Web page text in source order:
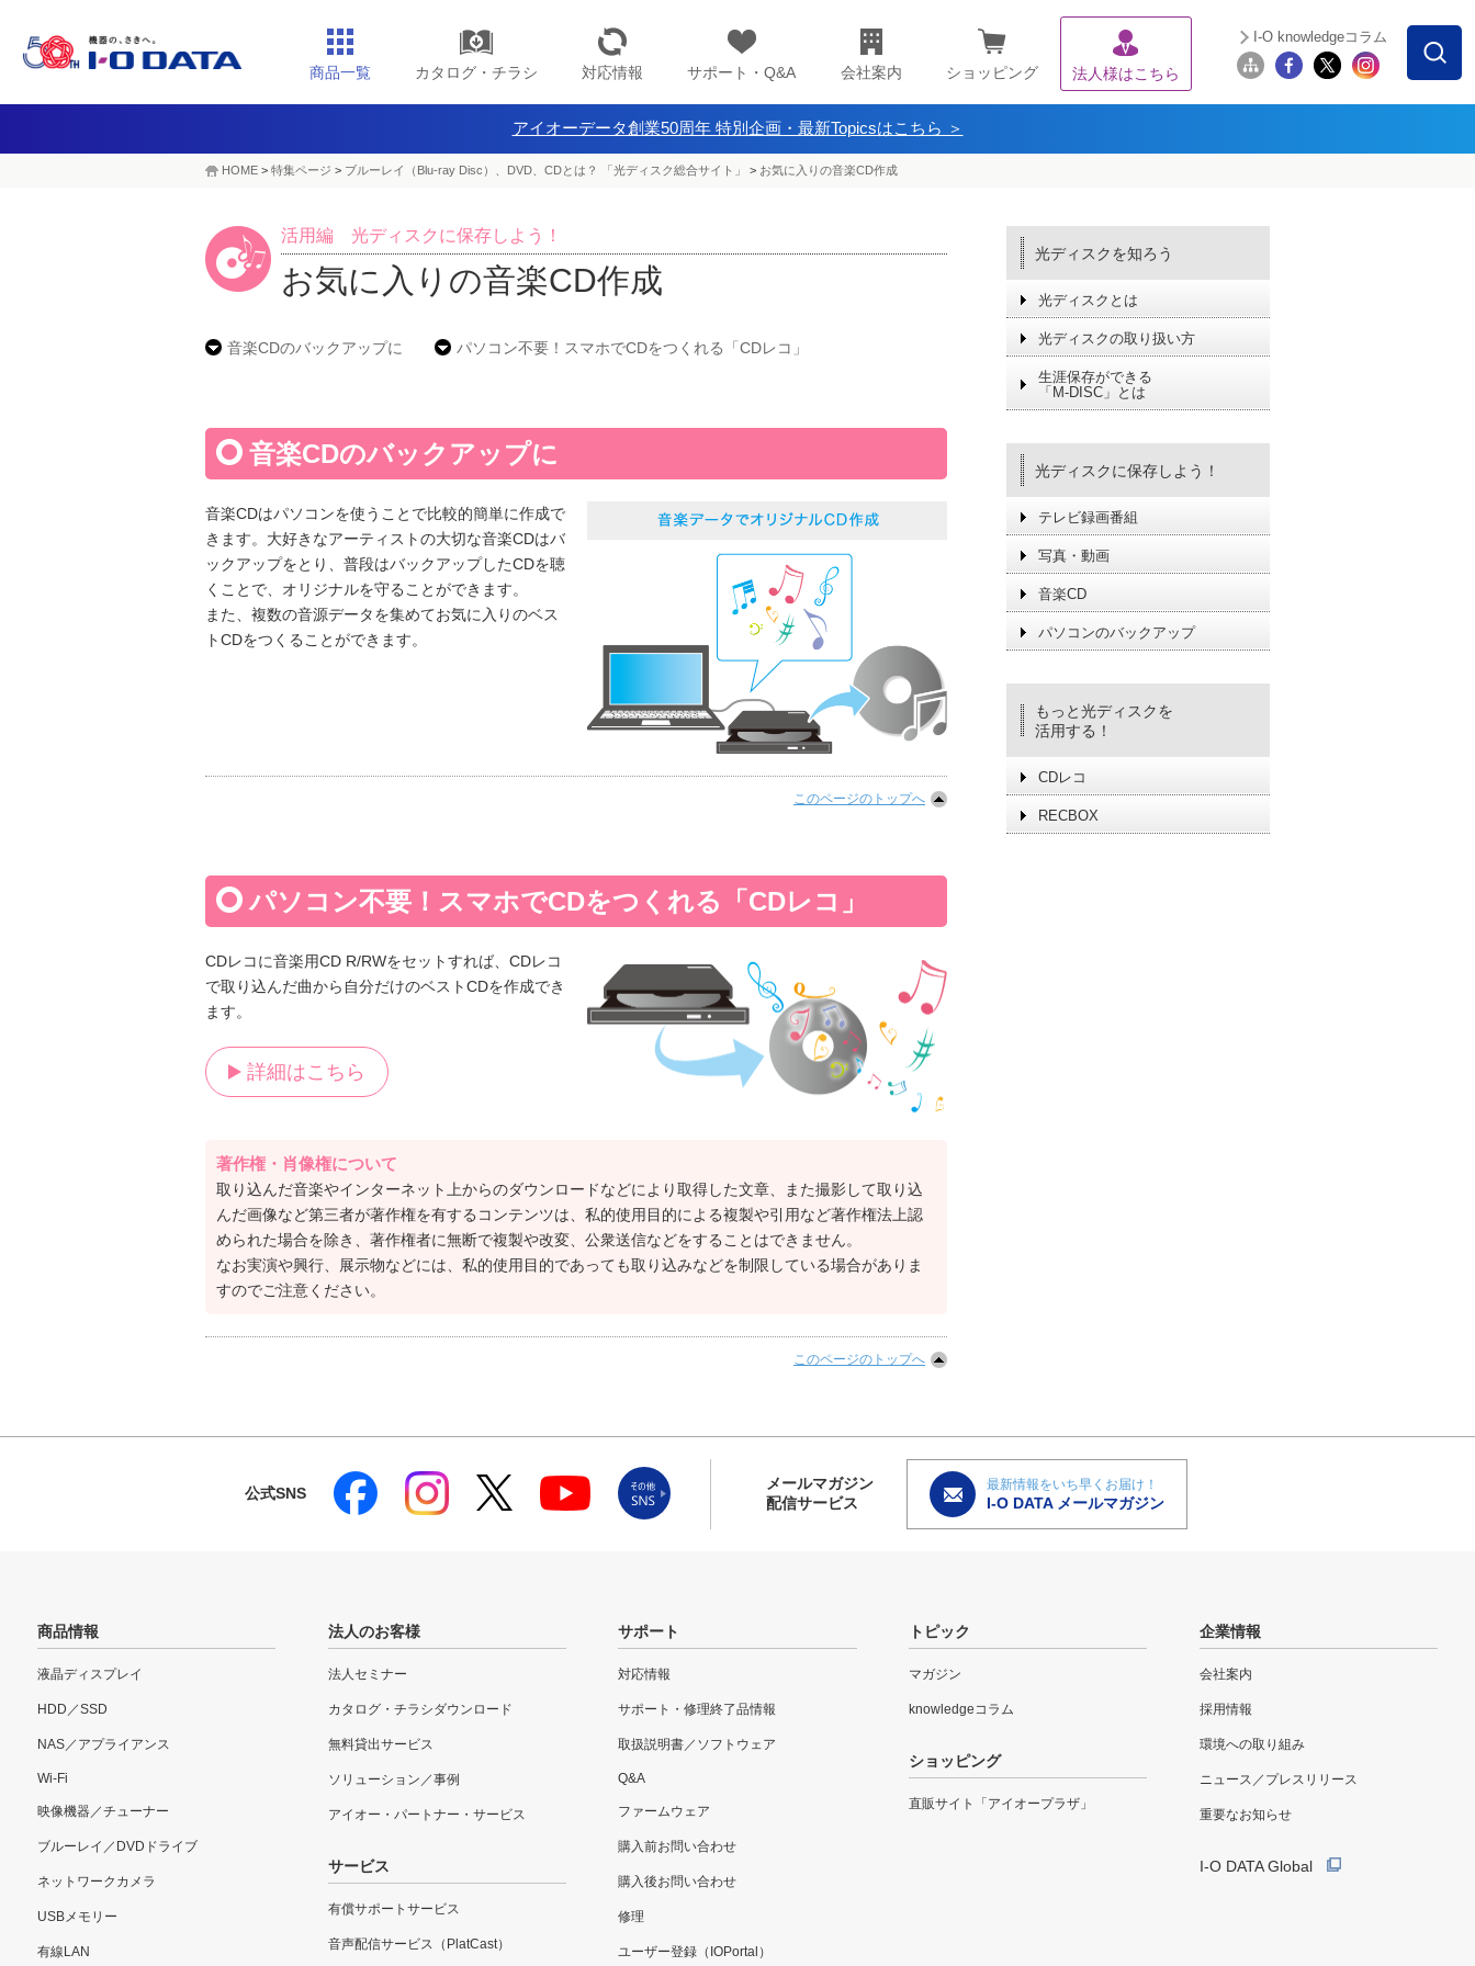
商品一覧 カタログ・チラシ 対応情報 サポート・Q&A 会社案内 ショッピング 法人様はこちら
I-O knowledgeコラム
アイオーデータ創業50周年 特別企画・最新Topicsはこちら ＞
HOME > 特集ページ > ブルーレイ（Blu-ray Disc）、DVD、CDとは？ 「光ディスク総合サイト」 > お気に入りの音楽CD作成
活用編 光ディスクに保存しよう！
お気に入りの音楽CD作成
音楽CDのバックアップに パソコン不要！スマホでCDをつくれる「CDレコ」
音楽CDのバックアップに
音楽CDはパソコンを使うことで比較的簡単に作成で
きます。大好きなアーティストの大切な音楽CDはバ
ックアップをとり、普段はバックアップしたCDを聴
くことで、オリジナルを守ることができます。
また、複数の音源データを集めてお気に入りのベス
トCDをつくることができます。
このページのトップへ
パソコン不要！スマホでCDをつくれる「CDレコ」
CDレコに音楽用CD R/RWをセットすれば、CDレコ
で取り込んだ曲から自分だけのベストCDを作成でき
ます。
詳細はこちら
著作権・肖像権について
取り込んだ音楽やインターネット上からのダウンロードなどにより取得した文章、また撮影して取り込
んだ画像など第三者が著作権を有するコンテンツは、私的使用目的による複製や引用など著作権法上認
められた場合を除き、著作権者に無断で複製や改変、公衆送信などをすることはできません。
なお実演や興行、展示物などには、私的使用目的であっても取り込みなどを制限している場合がありま
すのでご注意ください。
このページのトップへ
光ディスクを知ろう
光ディスクとは
光ディスクの取り扱い方
生涯保存ができる
「M-DISC」とは
光ディスクに保存しよう！
テレビ録画番組
写真・動画
音楽CD
パソコンのバックアップ
もっと光ディスクを
活用する！
CDレコ
RECBOX
公式SNS
メールマガジン
配信サービス
最新情報をいち早くお届け！
I-O DATA メールマガジン
商品情報
液晶ディスプレイ
HDD／SSD
NAS／アプライアンス
Wi-Fi
映像機器／チューナー
ブルーレイ／DVDドライブ
ネットワークカメラ
USBメモリー
有線LAN
法人のお客様
法人セミナー
カタログ・チラシダウンロード
無料貸出サービス
ソリューション／事例
アイオー・パートナー・サービス
サービス
有償サポートサービス
音声配信サービス（PlatCast）
サポート
対応情報
サポート・修理終了品情報
取扱説明書／ソフトウェア
Q&A
ファームウェア
購入前お問い合わせ
購入後お問い合わせ
修理
ユーザー登録（IOPortal）
トピック
マガジン
knowledgeコラム
ショッピング
直販サイト「アイオープラザ」
企業情報
会社案内
採用情報
環境への取り組み
ニュース／プレスリリース
重要なお知らせ
I-O DATA Global